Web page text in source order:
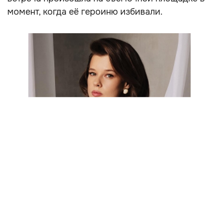
момент, когда её героиню избивали.